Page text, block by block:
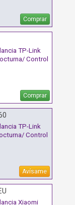
Comprar
TP-Link
Control
Comprar
TP-Link
Control
Avísame
Xiaomi